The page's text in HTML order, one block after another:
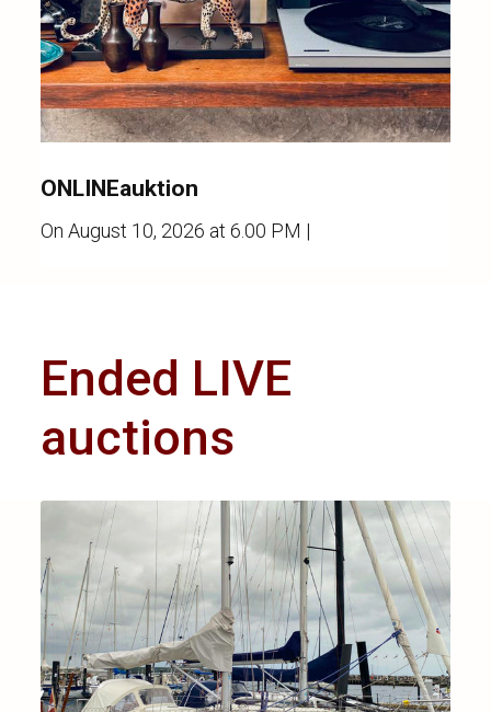
ONLINEauktion
OnAugust 10, 2026 at 6.00 PM |
Ended LIVE
auctions